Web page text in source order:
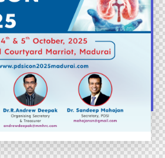
Nemo enim ipsam
sit aspernatur aut odit
Quia voluptas sit aspernatur